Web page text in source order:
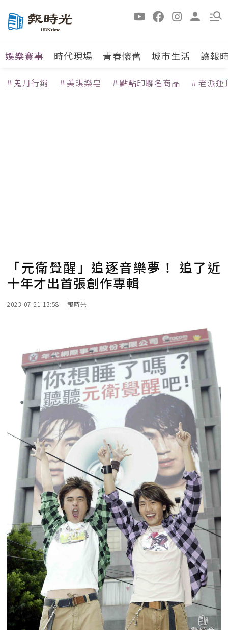
娛樂賽事 時代現場 青春懷舊 城市生活 讀報
＃鬼月行銷 ＃美琪樂皂 ＃點點印聯名商品 ＃老派運
「元衛覺醒」追逐音樂夢！ 追了近
十年才出首張創作專輯
2023-07-21 13:58 報時光